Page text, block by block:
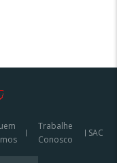
Trabalhe
Conosco
SAC